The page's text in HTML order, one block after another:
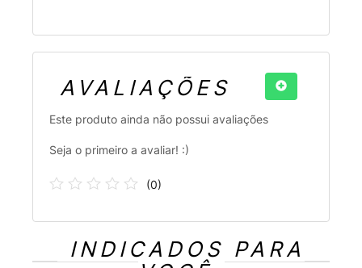
AVALIAÇÕES
Este produto ainda não possui avaliações
Seja o primeiro a avaliar! :)
(0)
INDICADOS PARA